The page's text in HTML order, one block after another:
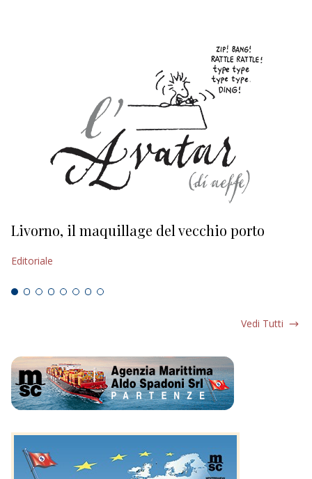
Livorno, il maquillage del vecchio porto
Editoriale
Vedi Tutti